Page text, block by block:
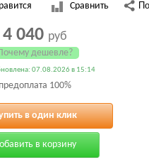
Сравнить
4 040 руб
дешевле?
07.08.2026 в 15:14
предоплата 100%
в один клик
в корзину